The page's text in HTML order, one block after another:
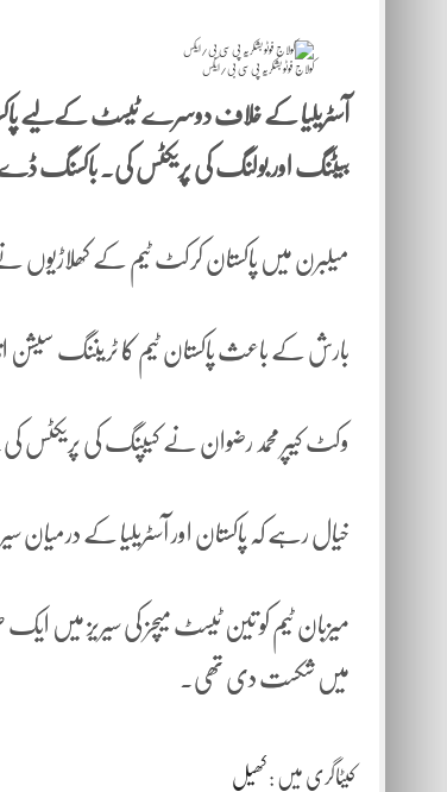
کولاج فوٹو بشکریہ پی سی بی/ایکس
آسٹریلیا کے خلاف دوسرے ٹیسٹ کےلیے
بیٹنگ اور بولنگ کی پریکٹس کی۔ باکسنگ
میلبرن میں پاکستان کرکٹ ٹیم کے
بارش کے باعث پاکستان ٹیم کا ٹریننگ سیشن
وکٹ کیپر محمد رضوان نے کیپنگ کی پریکٹس کی۔
خیال رہے کہ پاکستان اور آسٹریلیا کے
میزبان ٹیم کو تین ٹیسٹ میچز کی سیریز میں
میں شکست دی تھی۔
کیٹاگری میں : کھیل